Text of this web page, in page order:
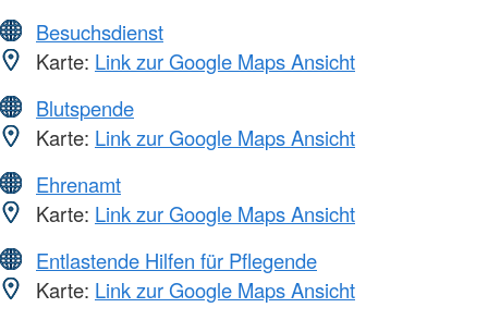
Besuchsdienst
Karte: Link zur Google Maps Ansicht
Blutspende
Karte: Link zur Google Maps Ansicht
Ehrenamt
Karte: Link zur Google Maps Ansicht
Entlastende Hilfen für Pflegende
Karte: Link zur Google Maps Ansicht